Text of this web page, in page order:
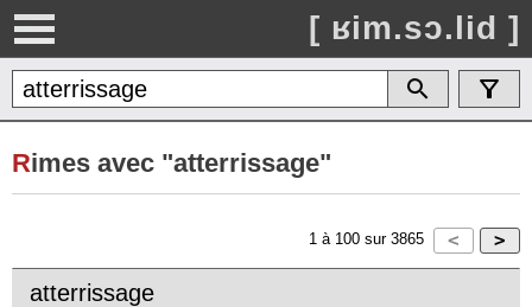
[ ʁim.sɔ.lid ]
Rimes avec "atterrissage"
1 à 100 sur 3865
atterrissage